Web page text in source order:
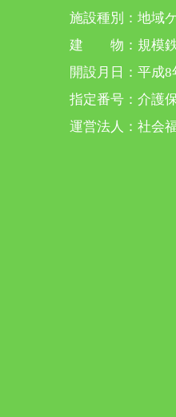
施設種別：地域
建 物：規模鉄
開設月日：平成8
指定番号：介護
運営法人：社会